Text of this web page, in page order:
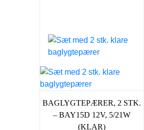
BAGLYGTEPÆRER, 2 STK.
– BAY15D 12V, 5/21W
(KLAR)